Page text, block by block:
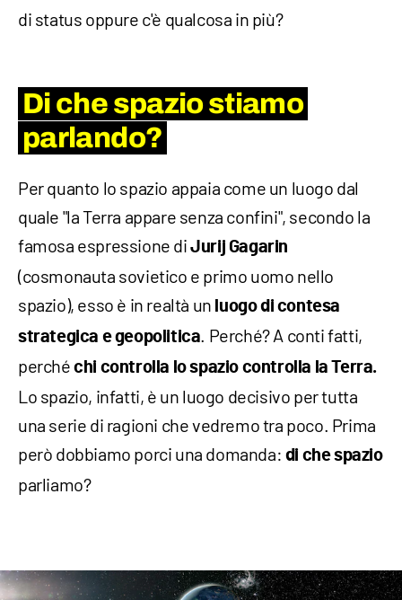
di status oppure c'è qualcosa in più?
Di che spazio stiamo
parlando?
Per quanto lo spazio appaia come un luogo dal
quale "la Terra appare senza confini", secondo la
famosa espressione diJurij Gagarin
(cosmonauta sovietico e primo uomo nello
spazio), esso è in realtà un luogo di contesa
strategica e geopolitica. Perché? A conti fatti,
perchéchi controlla lo spazio controlla la Terra.
Lo spazio, infatti, è un luogo decisivo per tutta
una serie di ragioni che vedremo tra poco. Prima
però dobbiamo porci una domanda: di che spazio
parliamo?